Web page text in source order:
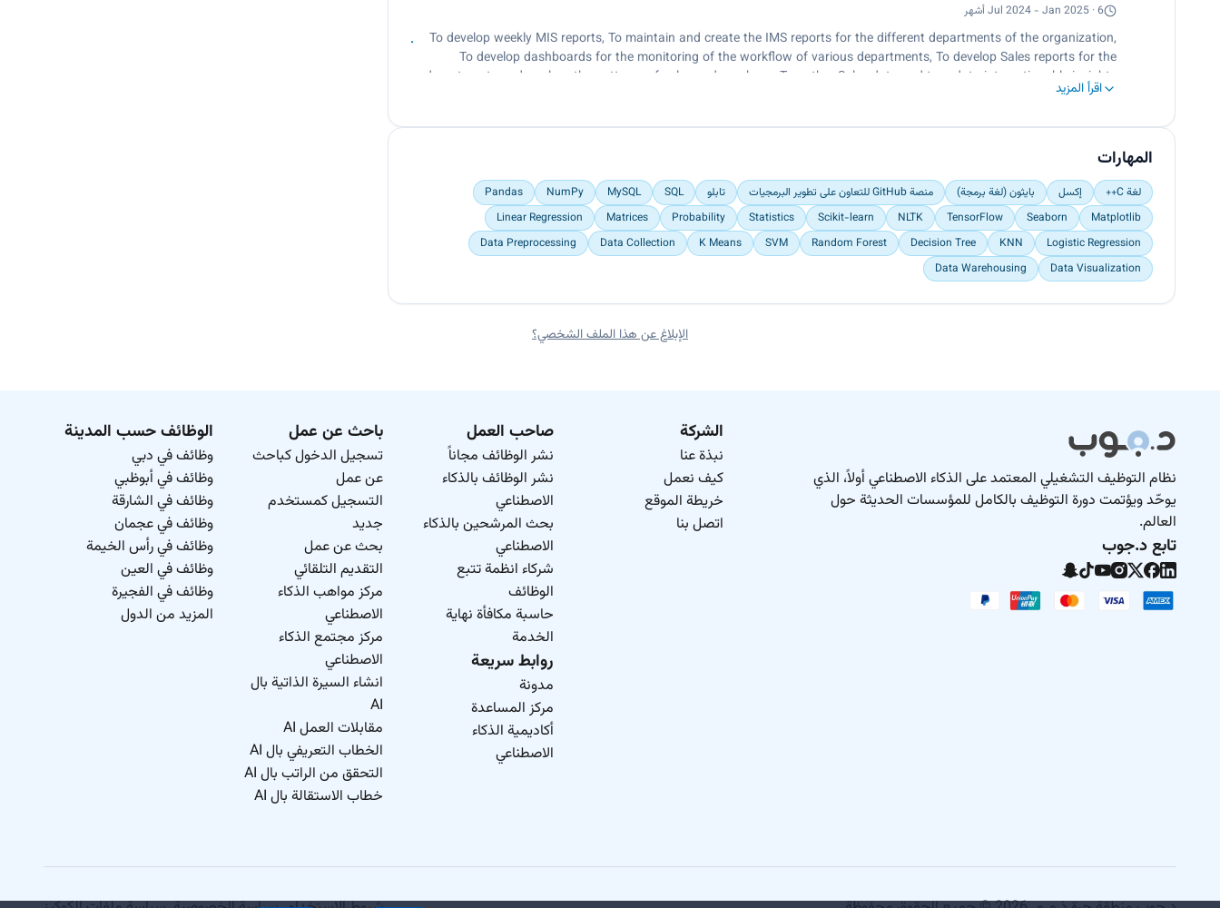
Jul 2024 - Jan 2025 · 6 أشهر
To develop weekly MIS reports, To maintain and create the IMS reports for the different departments of the organization,
To develop dashboards for the monitoring of the workflow of various departments, To develop Sales reports for the
departments and analyze the patterns of sales and purchase, To gather Sales data and turn data into actionable insights
اقرأ المزيد
المهارات
لغة C++ إكسل بايثون (لغة برمجة) منصة GitHub للتعاون على تطوير البرمجيات تابلو SQL
MySQL
NumPy
Pandas
Matplotlib
Seaborn
TensorFlow
NLTK
Scikit-learn
Statistics
Probability
Matrices
Linear Regression
Logistic Regression
KNN
Decision Tree
Random Forest
SVM
K Means
Data Collection
Data Preprocessing
Data Visualization
Data Warehousing
الإبلاغ عن هذا الملف الشخصي؟
نظام التوظيف التشغيلي المعتمد على الذكاء الاصطناعي أولاً، الذي
يوحّد ويؤتمت دورة التوظيف بالكامل للمؤسسات الحديثة حول
العالم.
تابع د.جوب
الشركة
نبذة عنا
كيف نعمل
خريطة الموقع
اتصل بنا
صاحب العمل
نشر الوظائف مجاناً
نشر الوظائف بالذكاء
الاصطناعي
بحث المرشحين بالذكاء
الاصطناعي
شركاء انظمة تتبع
الوظائف
حاسبة مكافأة نهاية
الخدمة
روابط سريعة
مدونة
مركز المساعدة
أكاديمية الذكاء
الاصطناعي
باحث عن عمل
تسجيل الدخول كباحث
عن عمل
التسجيل كمستخدم
جديد
بحث عن عمل
التقديم التلقائي
مركز مواهب الذكاء
الاصطناعي
مركز مجتمع الذكاء
الاصطناعي
انشاء السيرة الذاتية بال
AI
مقابلات العمل AI
الخطاب التعريفي بال AI
التحقق من الراتب بال AI
خطاب الاستقالة بال AI
الوظائف حسب المدينة
وظائف في دبي
وظائف في أبوظبي
وظائف في الشارقة
وظائف في عجمان
وظائف في رأس الخيمة
وظائف في العين
وظائف في الفجيرة
المزيد من الدول